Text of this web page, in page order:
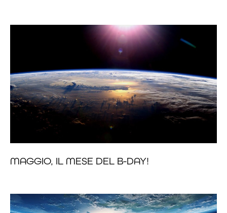
MAGGIO, IL MESE DEL B-DAY!